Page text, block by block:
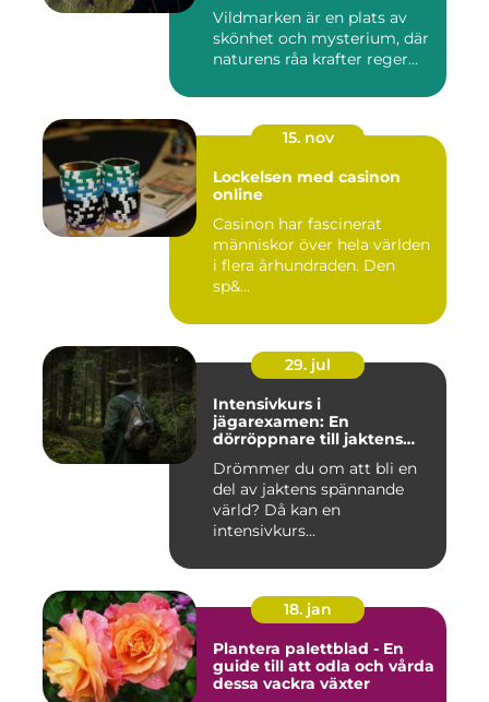
Vildmarken är en plats av
skönhet och mysterium, där
naturens råa krafter reger...
15. nov
Lockelsen med casinon
online
Casinon har fascinerat
människor över hela världen
i flera århundraden. Den
sp&...
29. jul
Intensivkurs i
jägarexamen: En
dörröppnare till jaktens
Drömmer du om att bli en
del av jaktens spännande
värld? Då kan en
intensivkurs...
18. jan
Plantera palettblad - En
guide till att odla och vårda
dessa vackra växter